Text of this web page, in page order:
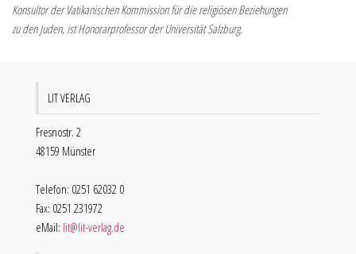
Konsultor der Vatikanischen Kommission für die religiösen Beziehungen
zu den Juden, ist Honorarprofessor der Universität Salzburg.
LIT VERLAG
Fresnostr. 2
48159 Münster
Telefon: 0251 62032 0
Fax: 0251 231972
eMail: lit@lit-verlag.de